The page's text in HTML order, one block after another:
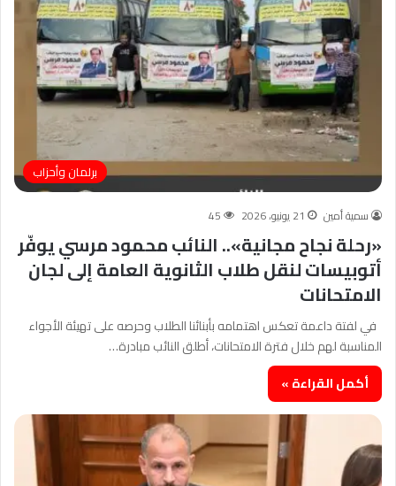
برلمان وأحزاب
سمية أمين 21 يونيو، 2026 45
«رحلة نجاح مجانية».. النائب محمود مرسي يوفّر
أتوبيسات لنقل طلاب الثانوية العامة إلى لجان
الامتحانات
في لفتة داعمة تعكس اهتمامه بأبنائنا الطلاب وحرصه على تهيئة الأجواء
المناسبة لهم خلال فترة الامتحانات، أطلق النائب مبادرة…
أكمل القراءة »